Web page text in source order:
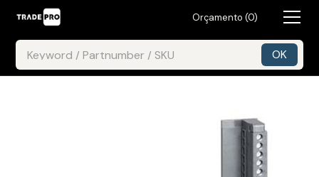
Orçamento (0)